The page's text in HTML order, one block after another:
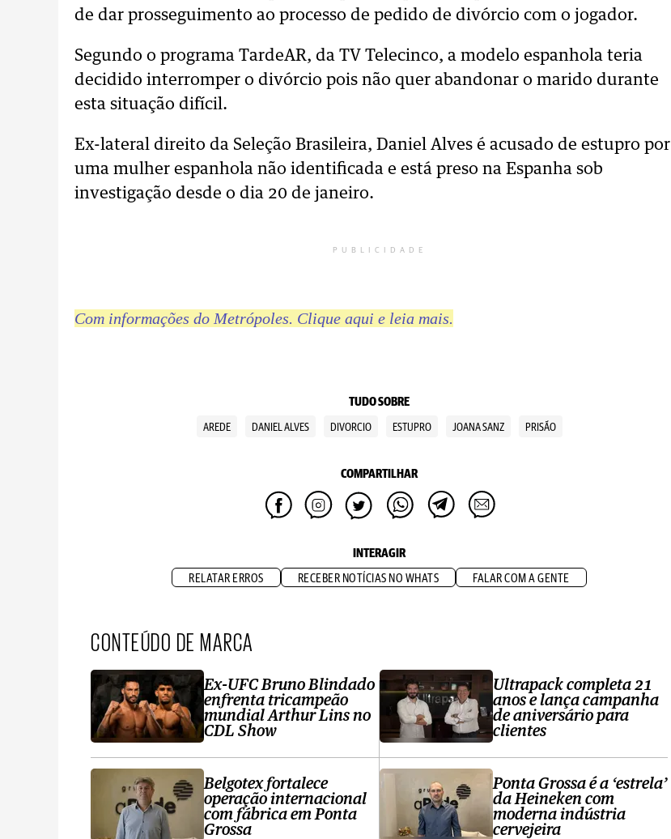
de dar prosseguimento ao processo de pedido de divórcio com o jogador.
Segundo o programa TardeAR, da TV Telecinco, a modelo espanhola teria
decidido interromper o divórcio pois não quer abandonar o marido durante
esta situação difícil.
Ex-lateral direito da Seleção Brasileira, Daniel Alves é acusado de estupro por
uma mulher espanhola não identificada e está preso na Espanha sob
investigação desde o dia 20 de janeiro.
PUBLICIDADE
Com informações do Metrópoles. Clique aqui e leia mais.
TUDO SOBRE
AREDE DANIEL ALVES DIVORCIO ESTUPRO JOANA SANZ PRISÃO
COMPARTILHAR
INTERAGIR
RELATAR ERROS RECEBER NOTÍCIAS NO WHATS FALAR COM A GENTE
CONTEÚDO DE MARCA
Ex-UFC Bruno Blindado
enfrenta tricampeão
mundial Arthur Lins no
CDL Show
Belgotex fortalece
operação internacional
com fábrica em Ponta
Grossa
Ultrapack completa 21
anos e lança campanha
de aniversário para
clientes
Ponta Grossa é a ‘estrela’
da Heineken com
moderna indústria
cervejeira